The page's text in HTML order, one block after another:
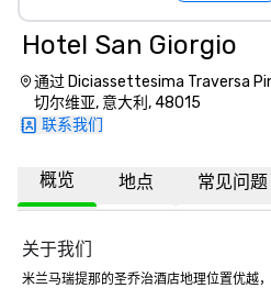
Hotel San Giorgio
通过 Diciassettesima Traversa
切尔维亚, 意大利, 48015
联系我们
概览 地点 常见问题
关于我们
米兰马瑞提那的圣乔治酒店地理位置优越